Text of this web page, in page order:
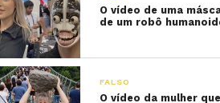
O vídeo de uma
de um robô
FALSO
O vídeo da mulher